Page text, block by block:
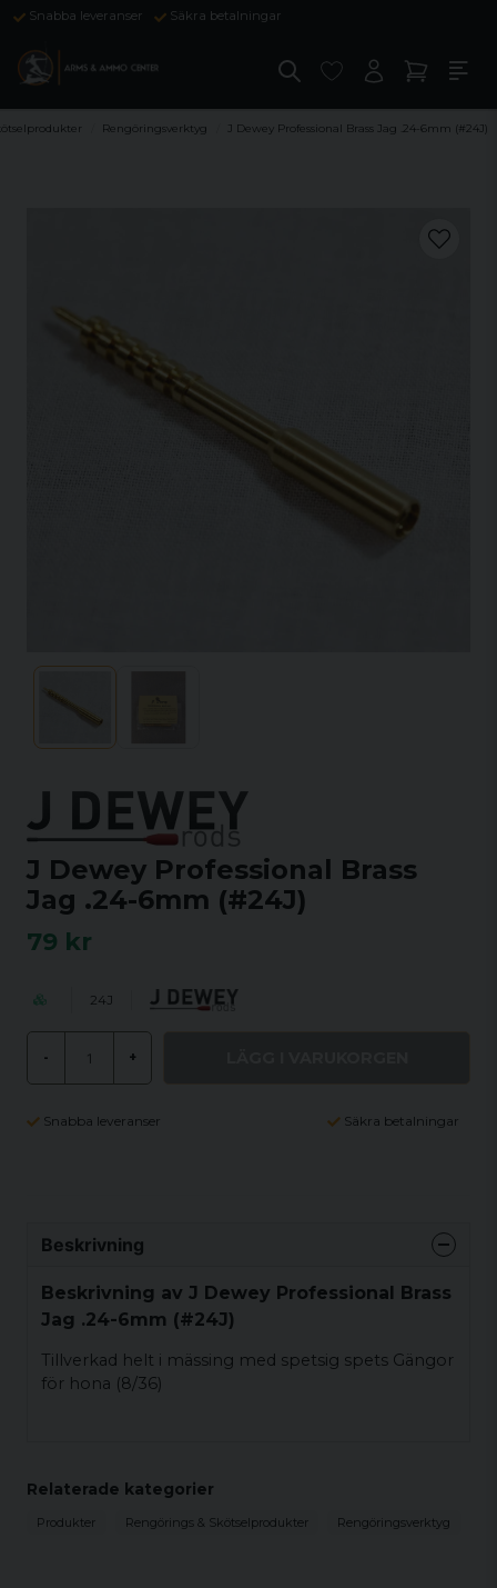
Snabba leveranser Säkra betalningar
Rengöringsverktyg J Dewey Professional Brass Jag .24-6mm (#24J)
J Dewey Professional Brass
Jag .24-6mm (#24J)
79 kr
24J
- +
Snabba leveranser Säkra betalningar
Beskrivning
Beskrivning av J Dewey Professional Brass
Jag .24-6mm (#24J)
Tillverkad helt i mässing med spetsig spets Gängor
för hona (8/36)
Relaterade kategorier
Produkter Rengörings & Skötselprodukter Rengöringsverktyg